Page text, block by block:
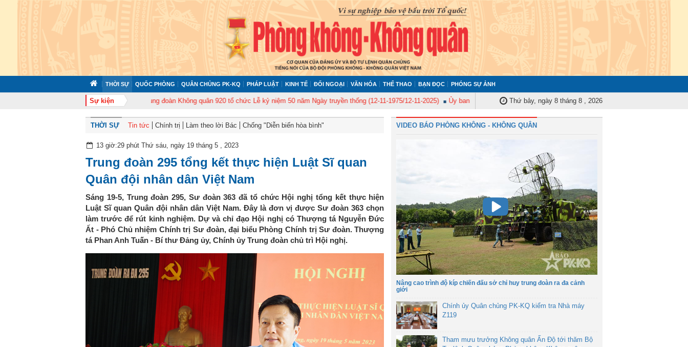
THỜI SỰ QUỐC PHÒNG QUÂN CHỦNG PK-KQ PHÁP LUẬT KINH TẾ ĐỐI NGOẠI VĂN HÓA THỂ THAO BẠN ĐỌC PHÓNG SỰ ẢNH
Sự kiện
tổ chức tập huấn cán bộ năm 2026 Trung đoàn Không quân 920 tổ chức Lễ kỷ niệm 50 năm Ngày truyền thống (12-11-1975/12-11-2025) Ủy ban Kiểm tra Quân ủy Trung ương tập huấn nghiệp vụ công tác kiểm tra, giám sát
Thứ bảy, ngày 8 tháng 8 , 2026
THỜI SỰ Tin tức Chính trị Làm theo lời Bác Chống "Diễn biến hòa bình"
13 giờ:29 phút Thứ sáu, ngày 19 tháng 5 , 2023
Trung đoàn 295 tổng kết thực hiện Luật Sĩ quan
Quân đội nhân dân Việt Nam
Sáng 19-5, Trung đoàn 295, Sư đoàn 363 đã tổ chức Hội nghị tổng kết thực hiện
Luật Sĩ quan Quân đội nhân dân Việt Nam. Đây là đơn vị được Sư đoàn 363 chọn
làm trước để rút kinh nghiệm. Dự và chỉ đạo Hội nghị có Thượng tá Nguyễn Đức
Ất - Phó Chủ nhiệm Chính trị Sư đoàn, đại biểu Phòng Chính trị Sư đoàn. Thượng
tá Phan Anh Tuấn - Bí thư Đảng ủy, Chính ủy Trung đoàn chủ trì Hội nghị.
VIDEO BÁO PHÒNG KHÔNG - KHÔNG QUÂN
Nâng cao trình độ kíp chiến đấu sở chỉ huy trung đoàn ra đa cảnh
giới
Chính ủy Quân chủng PK-KQ kiểm tra Nhà máy
Z119
Tham mưu trưởng Không quân Ấn Độ tới thăm Bộ